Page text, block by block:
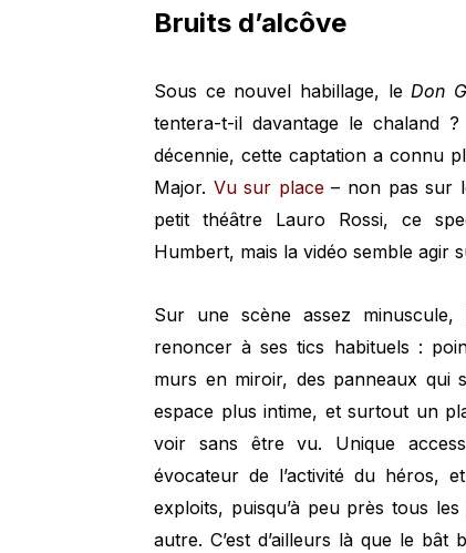
Bruits d’alcôve
Sous ce nouvel habillage, leDon
tentera-t-il davantage le chaland
décennie, cette captation a connu
Major. Vu sur place– non pas sur
petit théâtre Lauro Rossi, ce
Humbert, mais la vidéo semble agir
Sur une scène assez minuscule,
renoncer à ses tics habituels :
murs en miroir, des panneaux qui
espace plus intime, et surtout un
voir sans être vu. Unique
évocateur de l’activité du héros,
exploits, puisqu’à peu près tous
autre. C’est d’ailleurs là que le bât